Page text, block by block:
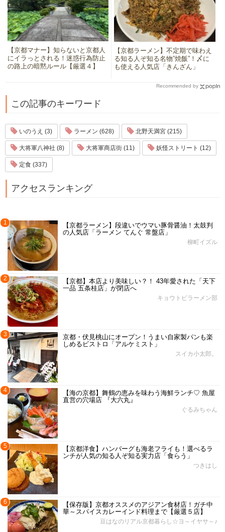
【京都マナー】知らないと京都人
にイラっとされる！迷惑行為防止
の路上の暗黙ルール【厳選４】
【京都ラーメン】不定期で味わえ
る知る人ぞ知る名物”焼飯”！〆に
も使える人気店「きんざん」
Recommended by
この記事のキーワード
いのうえ (3) ラーメン (628) 北野天満宮 (215)
大将軍八神社 (8) 大将軍商店街 (11) 妖怪ストリート (12)
定食 (337)
アクセスランキング
1
【京都ラーメン】段違いでウマい豚骨醤油！太鼓判
の人気店「ラーメン てんぐ 常盤店」
柳町イズル
2
【京都】本店より美味しい？！ 43年愛された「天下
一品 五条桂店」が閉店へ
キョウトピラーメン部
3
京都・伏見桃山にオープン！うまい自家製パンも楽
しめるビストロ「アルケミスト」
スイカ小太郎。
4
【海の京都】舞鶴の恵みを味わう海鮮ランチ♡ 魚屋
直営の穴場店 『大六丸』
ぐるみちゃん
5
【京都洋食】ハンバーグも海老フライも！選べるラ
ンチが人気の知る人ぞ知る実力店「食らう」
つきはし
6
【保存版】京都オススメのアジアン食材店！ガチ中
華～スパイスカレーインド料理まで【厳選５店】
豆はなのリアル京都暮らし☆ヨ～イヤサ～♪